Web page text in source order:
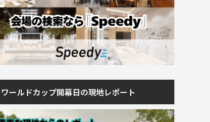
ワールドカップ開幕日の現地レポート